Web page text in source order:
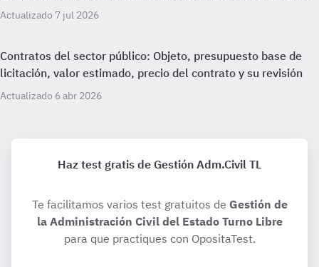
Actualizado 7 jul 2026
Contratos del sector público: Objeto, presupuesto base de
licitación, valor estimado, precio del contrato y su revisión
Actualizado 6 abr 2026
Haz test gratis de Gestión Adm.Civil TL
Te facilitamos varios test gratuitos de Gestión de
la Administración Civil del Estado Turno Libre
para que practiques con OpositaTest.